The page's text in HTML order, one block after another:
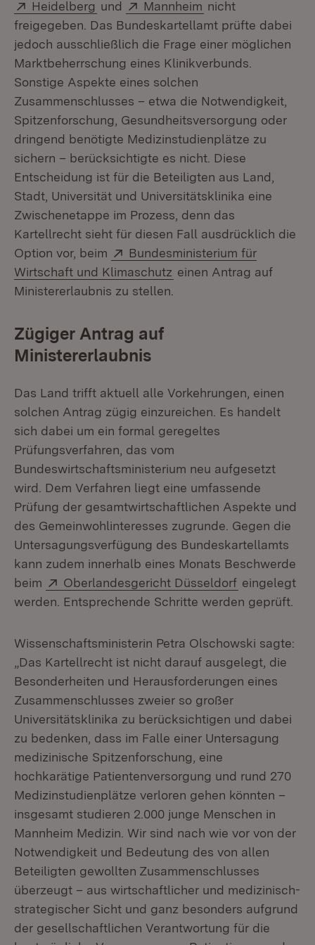
Extern:
Heidelberg (Öffnet in neuem Fenster)
und Extern:
Mannheim (Öffnet in neuem
nicht
freigegeben. Das Bundeskartellamt prüfte dabei
jedoch ausschließlich die Frage einer möglichen
Marktbeherrschung eines Klinikverbunds.
Sonstige Aspekte eines solchen
Zusammenschlusses – etwa die Notwendigkeit,
Spitzenforschung, Gesundheitsversorgung oder
dringend benötigte Medizinstudienplätze zu
sichern – berücksichtigte es nicht. Diese
Entscheidung ist für die Beteiligten aus Land,
Stadt, Universität und Universitätsklinika eine
Zwischenetappe im Prozess, denn das
Kartellrecht sieht für diesen Fall ausdrücklich die
Option vor, beim
Extern:
Bundesministerium für
Wirtschaft und Klimaschutz (Öffnet in neuem
einen Antrag auf
Ministererlaubnis zu stellen.
Zügiger Antrag auf
Ministererlaubnis
Das Land trifft aktuell alle Vorkehrungen, einen
solchen Antrag zügig einzureichen. Es handelt
sich dabei um ein formal geregeltes
Prüfungsverfahren, das vom
Bundeswirtschaftsministerium neu aufgesetzt
wird. Dem Verfahren liegt eine umfassende
Prüfung der gesamtwirtschaftlichen Aspekte und
des Gemeinwohlinteresses zugrunde. Gegen die
Untersagungsverfügung des Bundeskartellamts
kann zudem innerhalb eines Monats Beschwerde
beim
Extern:
Oberlandesgericht Düsseldorf (Öffnet in
eingelegt
werden. Entsprechende Schritte werden geprüft.
Wissenschaftsministerin Petra Olschowski sagte:
„Das Kartellrecht ist nicht darauf ausgelegt, die
Besonderheiten und Herausforderungen eines
Zusammenschlusses zweier so großer
Universitätsklinika zu berücksichtigen und dabei
zu bedenken, dass im Falle einer Untersagung
medizinische Spitzenforschung, eine
hochkarätige Patientenversorgung und rund 270
Medizinstudienplätze verloren gehen könnten –
insgesamt studieren 2.000 junge Menschen in
Mannheim Medizin. Wir sind nach wie vor von der
Notwendigkeit und Bedeutung des von allen
Beteiligten gewollten Zusammenschlusses
überzeugt – aus wirtschaftlicher und medizinisch-
strategischer Sicht und ganz besonders aufgrund
der gesellschaftlichen Verantwortung für die